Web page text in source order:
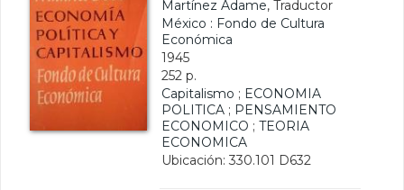
Martínez Adame, Traductor
México : Fondo de Cultura
Económica
1945
252 p.
Capitalismo ; ECONOMIA
POLITICA ; PENSAMIENTO
ECONOMICO ; TEORIA
ECONOMICA
Ubicación: 330.101 D632